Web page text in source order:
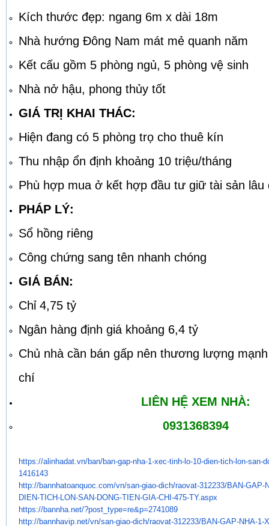
Kích thước đẹp: ngang 6m x dài 18m
Nhà hướng Đông Nam mát mẻ quanh năm
Kết cấu gồm 5 phòng ngủ, 5 phòng vệ sinh
Nhà nở hậu, phong thủy tốt
GIÁ TRỊ KHAI THÁC:
Hiện đang có 5 phòng trọ cho thuê kín
Thu nhập ổn định khoảng 10 triệu/tháng
Phù hợp mua ở kết hợp đầu tư giữ tài sản lâu
PHÁP LÝ:
Sổ hồng riêng
Công chứng sang tên nhanh chóng
GIÁ BÁN:
Chỉ 4,75 tỷ
Ngân hàng định giá khoảng 6,4 tỷ
Chủ nhà cần bán gấp nên thương lượng
chí
LIÊN HỆ XEM NHÀ:
0931368394
https://alinhadat.vn/ban/ban-gap-nha-1-xec-tinh-lo-10-dien-tich-lon-san-
1416143
http://bannhatoanquoc.com/vn/san-giao-dich/raovat-312233/BAN-GAP-
DIEN-TICH-LON-SAN-DONG-TIEN-GIA-CHI-475-TY.aspx
https://bannha.net/?post_type=re&p=2741089
http://bannhavip.net/vn/san-giao-dich/raovat-312233/BAN-GAP-NHA-1-